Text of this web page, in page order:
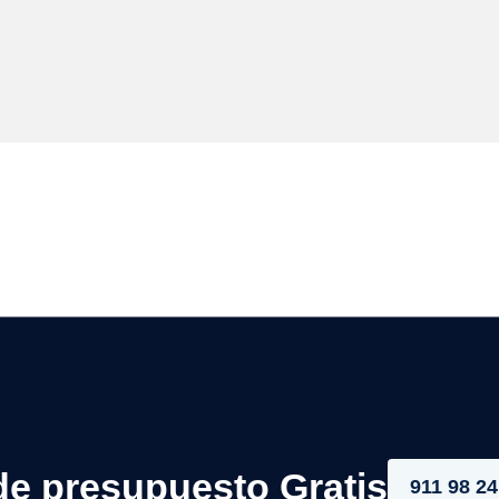
presupuesto Gratis 911 98